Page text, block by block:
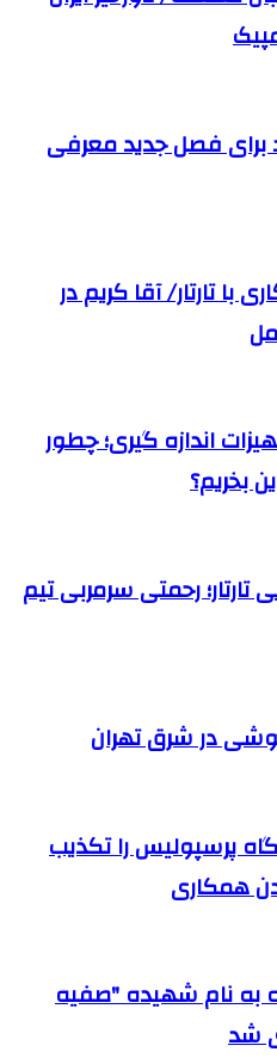
مادرید برای فصل جدید معرفی
با تارتار/ آقا کریم در
اندازه گیری؛ چطور
بخریم؟
رحمتی سرمربی تیم
در شرق تهران
پرسپولیس را تکذیب
همکاری
به نام شهیده "صفیه
شد